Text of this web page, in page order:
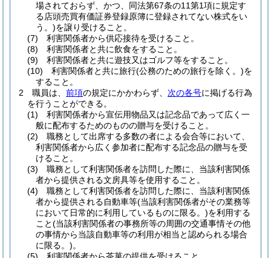
場されておらず、かつ、同法第67条の11第1項に規定す
る店頭売買有価証券登録原簿に登録されてない株式をい
う。)を譲り受けること。
(7)
利害関係者から供応接待を受けること。
(8)
利害関係者と共に飲食をすること。
(9)
利害関係者と共に遊技又はゴルフ等をすること。
(10)
利害関係者と共に旅行(公務のための旅行を除く。)を
すること。
2
職員は、 前項の規定にかかわらず、 次の各号に掲げる行為
を行うことができる。
(1)
利害関係者から宣伝用物品又は記念品であって広く一
般に配布するためのものの贈与を受けること。
(2)
職務として出席する多数の者による会合等において、
利害関係者から広く参加者に配布する記念品の贈与を受
けること。
(3)
職務として利害関係者を訪問した際に、当該利害関係
者から提供される文房具等を使用すること。
(4)
職務として利害関係者を訪問した際に、当該利害関係
者から提供される自動車等(当該利害関係者がその業務等
において日常的に利用しているものに限る。)を利用する
こと(当該利害関係者の事務所等の周囲の交通事情その他
の事情から当該自動車等の利用が相当と認められる場合
に限る。)。